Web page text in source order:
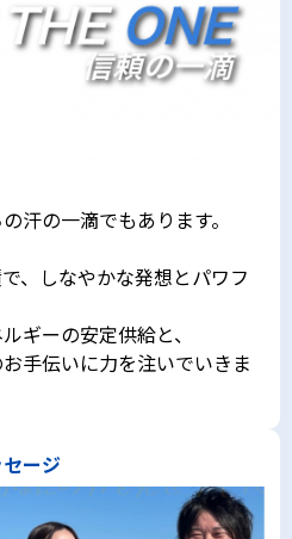
汗の一滴でもあります。
、しなやかな発想とパワフ
ギーの安定供給と、
手伝いに力を注いでいきま
ージ